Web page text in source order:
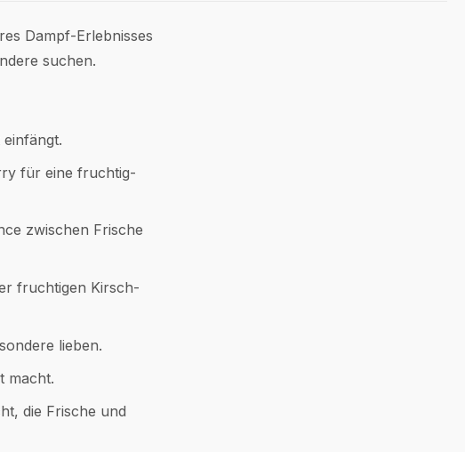
Dampf-Erlebnisses
suchen.
für eine fruchtig-
zwischen Frische
fruchtigen Kirsch-
lieben.
macht.
die Frische und